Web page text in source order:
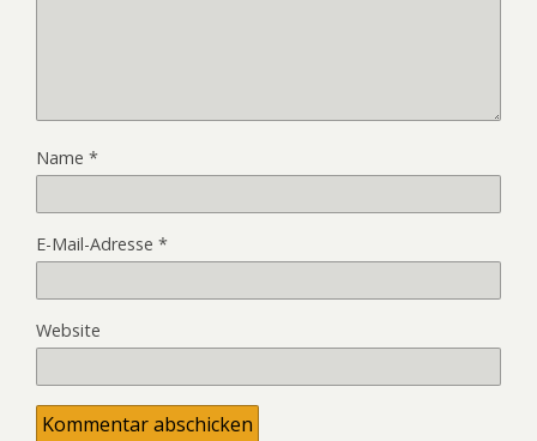
Name *
E-Mail-Adresse *
Website